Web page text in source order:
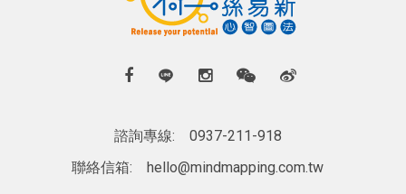
諮詢專線:
0937-211-918
聯絡信箱:
hello@mindmapping.com.tw